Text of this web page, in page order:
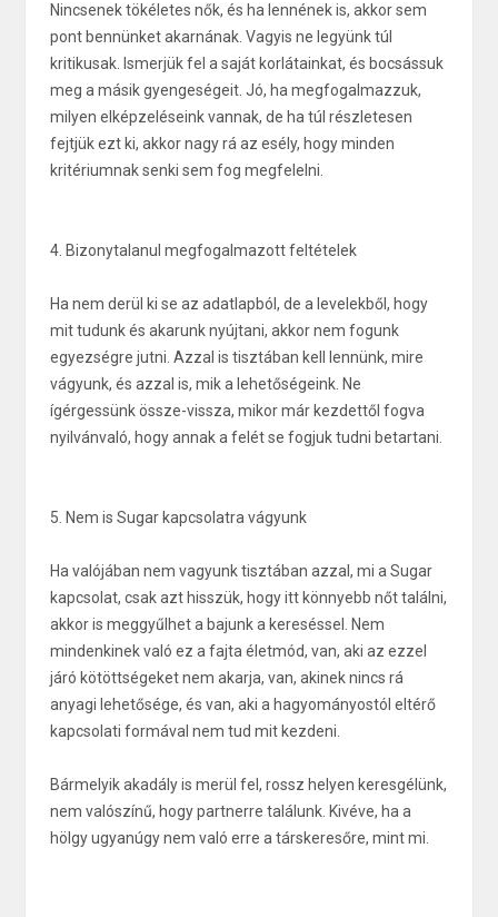
Nincsenek tökéletes nők, és ha lennének is, akkor sem
pont bennünket akarnának. Vagyis ne legyünk túl
kritikusak. Ismerjük fel a saját korlátainkat, és bocsássuk
meg a másik gyengeségeit. Jó, ha megfogalmazzuk,
milyen elképzeléseink vannak, de ha túl részletesen
fejtjük ezt ki, akkor nagy rá az esély, hogy minden
kritériumnak senki sem fog megfelelni.
4. Bizonytalanul megfogalmazott feltételek
Ha nem derül ki se az adatlapból, de a levelekből, hogy
mit tudunk és akarunk nyújtani, akkor nem fogunk
egyezségre jutni. Azzal is tisztában kell lennünk, mire
vágyunk, és azzal is, mik a lehetőségeink. Ne
ígérgessünk össze-vissza, mikor már kezdettől fogva
nyilvánvaló, hogy annak a felét se fogjuk tudni betartani.
5. Nem is Sugar kapcsolatra vágyunk
Ha valójában nem vagyunk tisztában azzal, mi a Sugar
kapcsolat, csak azt hisszük, hogy itt könnyebb nőt találni,
akkor is meggyűlhet a bajunk a kereséssel. Nem
mindenkinek való ez a fajta életmód, van, aki az ezzel
járó kötöttségeket nem akarja, van, akinek nincs rá
anyagi lehetősége, és van, aki a hagyományostól eltérő
kapcsolati formával nem tud mit kezdeni.
Bármelyik akadály is merül fel, rossz helyen keresgélünk,
nem valószínű, hogy partnerre találunk. Kivéve, ha a
hölgy ugyanúgy nem való erre a társkeresőre, mint mi.